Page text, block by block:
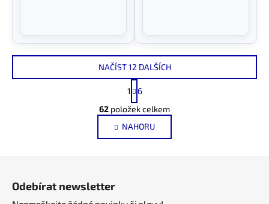
O
v
l
á
d
NAČÍST 12 DALŠÍCH
S
t
r
á
n
k
í
1
6
62 položek celkem
NAHORU
Odebírat newsletter